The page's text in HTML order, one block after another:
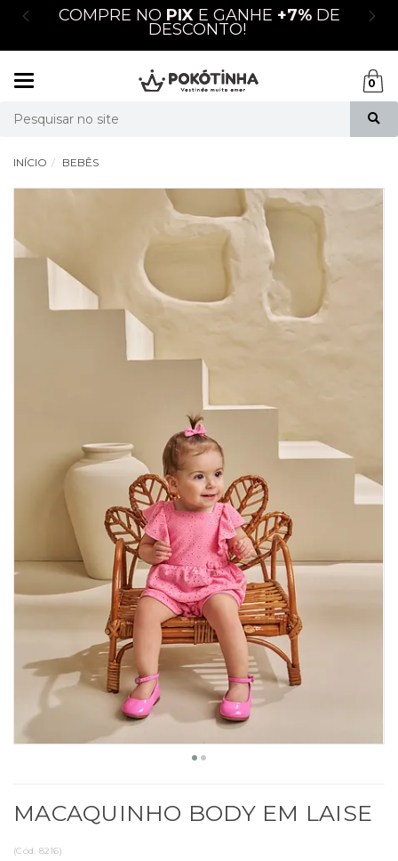
COMPRE NO PIXE GANHE +7%DE
DESCONTO!
0
INÍCIO BEBÊS
MACAQUINHO BODY EM LAISE
(Cód. 8216)